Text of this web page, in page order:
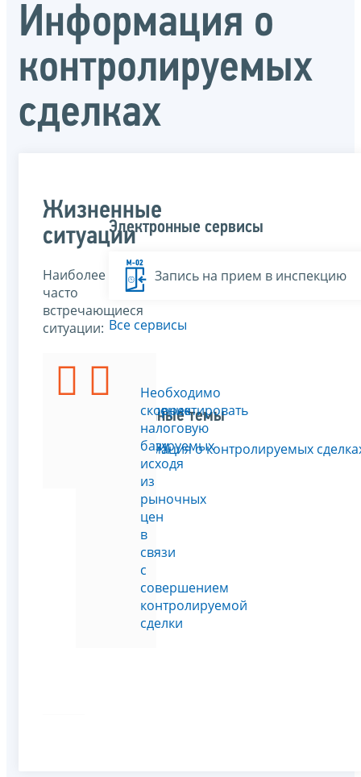
Информация о
контролируемых
сделках
Жизненные
ситуации
Наиболее
часто
встречающиеся
ситуации:
Подать
уведомление
контролируемых
сделках
Необходимо
скорректировать
налоговую
базу,
исходя
из
рыночных
цен
в
связи
с
совершением
контролируемой
сделки
Электронные сервисы
Запись на прием в инспекцию
Все сервисы
Связанные темы
Информация о контролируемых